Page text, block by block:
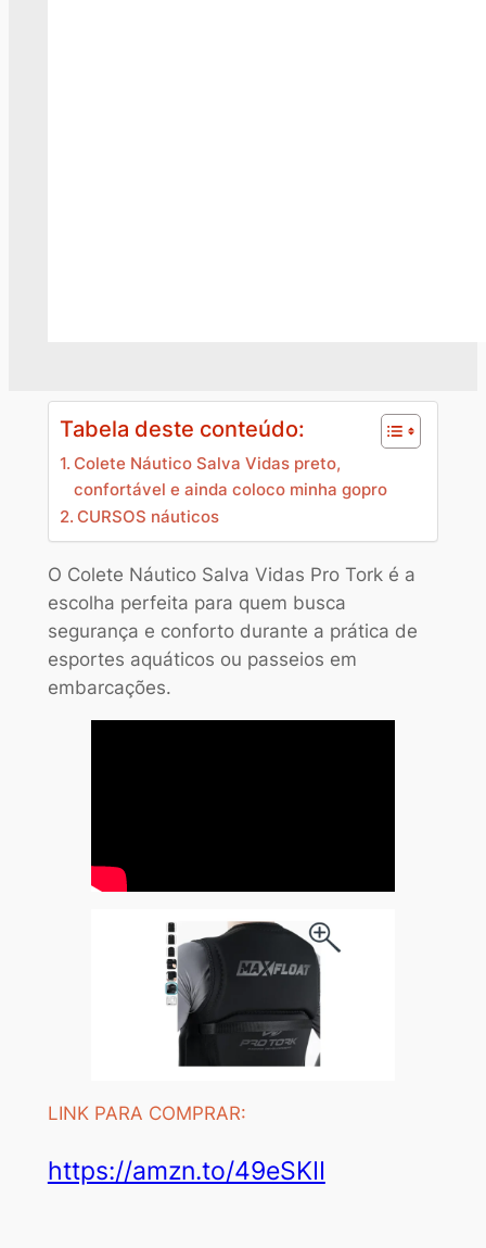
Tabela deste conteúdo:
Colete Náutico Salva Vidas preto,
confortável e ainda coloco minha gopro
CURSOS náuticos
O Colete Náutico Salva Vidas Pro Tork é a
escolha perfeita para quem busca
segurança e conforto durante a prática de
esportes aquáticos ou passeios em
embarcações.
LINK PARA COMPRAR:
https://amzn.to/49eSKII